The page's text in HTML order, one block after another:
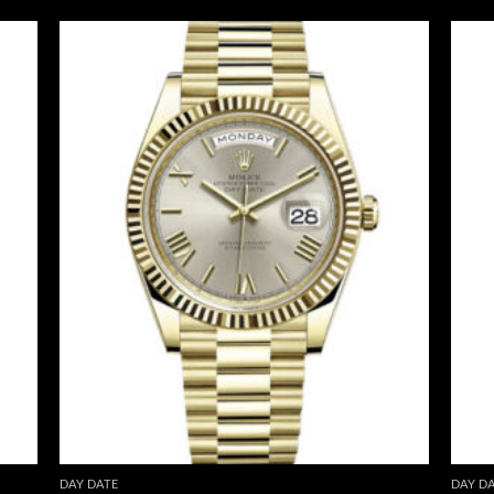
DAY DATE DAY